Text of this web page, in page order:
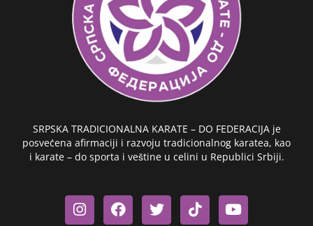
SRPSKA TRADICIONALNA KARATE – DO FEDERACIJA je
posvećena afirmaciji i razvoju tradicionalnog karatea, kao
i karate – do sporta i veštine u celini u Republici Srbiji.
n
s
a
c
w
i
i
k
o
u